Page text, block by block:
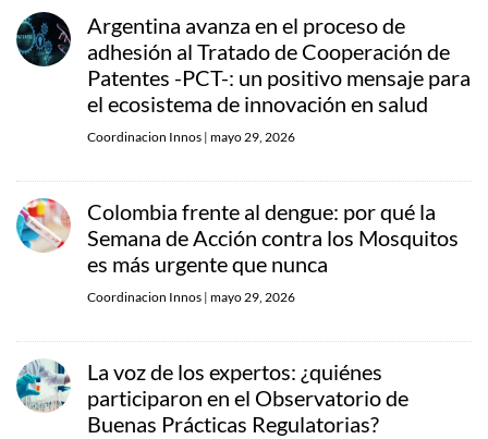
Argentina avanza en el proceso de
adhesión al Tratado de Cooperación de
Patentes -PCT-: un positivo mensaje para
el ecosistema de innovación en salud
Coordinacion Innos | mayo 29, 2026
Colombia frente al dengue: por qué la
Semana de Acción contra los Mosquitos
es más urgente que nunca
Coordinacion Innos | mayo 29, 2026
La voz de los expertos: ¿quiénes
participaron en el Observatorio de
Buenas Prácticas Regulatorias?